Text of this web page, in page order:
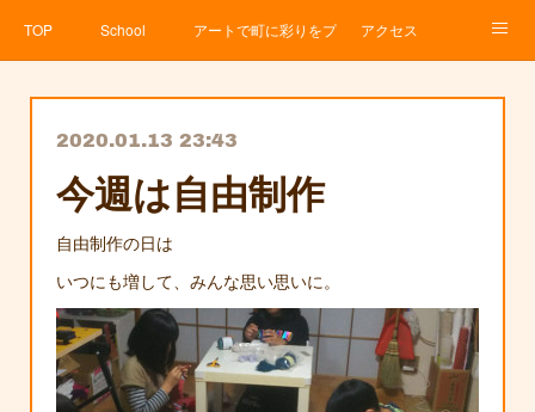
TOP School アートで町に彩りをプロジェクト
アクセス
2020.01.13 23:43
今週は自由制作
自由制作の日は
いつにも増して、みんな思い思いに。